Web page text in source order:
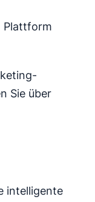
Plattform
Sie über
intelligente